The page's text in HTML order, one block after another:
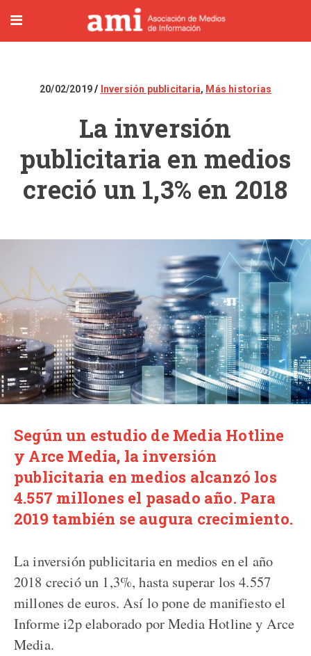
20/02/2019 Inversión publicitaria, Más historias
La inversión
publicitaria en medios
creció un 1,3% en 2018
Según un estudio de Media Hotline
y Arce Media, la inversión
publicitaria en medios alcanzó los
4.557 millones el pasado año. Para
2019 también se augura crecimiento.
La inversión publicitaria en medios en el año
2018 creció un 1,3%, hasta superar los 4.557
millones de euros. Así lo pone de manifiesto el
Informe i2p elaborado por Media Hotline y Arce
Media.